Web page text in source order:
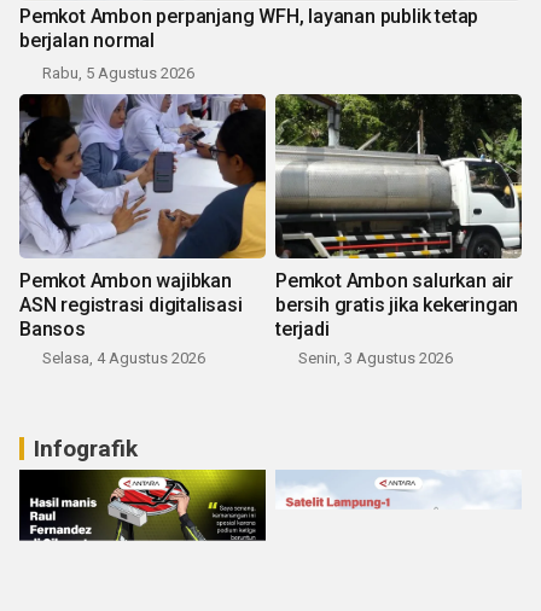
Pemkot Ambon perpanjang WFH, layanan publik tetap
berjalan normal
Rabu, 5 Agustus 2026
Pemkot Ambon wajibkan
ASN registrasi digitalisasi
Bansos
Selasa, 4 Agustus 2026
Pemkot Ambon salurkan air
bersih gratis jika kekeringan
terjadi
Senin, 3 Agustus 2026
Infografik